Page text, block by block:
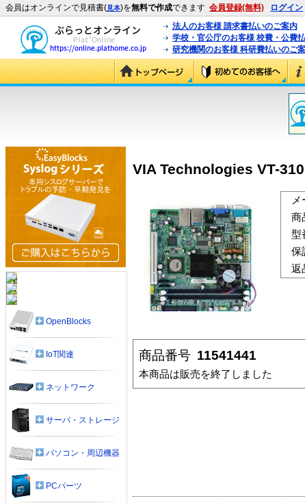
会員はオンラインで見積書(見本)を無料で作成できます 会員登録(無料) ログイン
法人のお客様 請求書払いのご案内
学校・官公庁のお客様 校費・公費
研究機関のお客様 科研費払いのご
VIA Technologies VT-
商
型
保
返
商品番号 11541441
本商品は販売を終了しました
OpenBlocks
IoT関連
ネットワーク
サーバ・ストレージ
パソコン・周辺機器
PCパーツ